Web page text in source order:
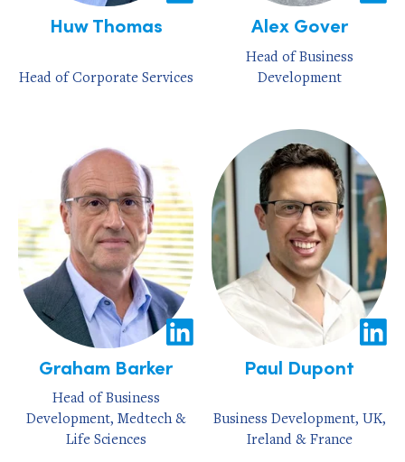
Huw Thomas
Head of Corporate Services
Alex Gover
Head of Business
Development
Graham Barker
Head of Business
Development, Medtech &
Life Sciences
Paul Dupont
Business Development, UK,
Ireland & France